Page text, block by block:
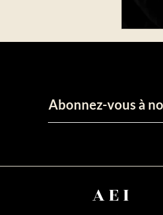
Abonnez-vous à
AEI